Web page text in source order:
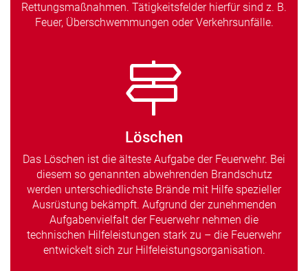
Rettungsmaßnahmen. Tätigkeitsfelder hierfür sind z. B.
Feuer, Überschwemmungen oder Verkehrsunfälle.
Löschen
Das Löschen ist die älteste Aufgabe der Feuerwehr. Bei
diesem so genannten abwehrenden Brandschutz
werden unterschiedlichste Brände mit Hilfe spezieller
Ausrüstung bekämpft. Aufgrund der zunehmenden
Aufgabenvielfalt der Feuerwehr nehmen die
technischen Hilfeleistungen stark zu – die Feuerwehr
entwickelt sich zur Hilfeleistungsorganisation.